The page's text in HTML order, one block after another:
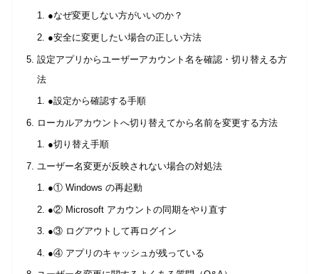
●なぜ変更しない方がいいのか？
●安全に変更したい場合の正しい方法
設定アプリからユーザーアカウント名を確認・切り替える方
法
●設定から確認する手順
ローカルアカウントへ切り替えてから名前を変更する方法
●切り替え手順
ユーザー名変更が反映されない場合の対処法
●① Windows の再起動
●② Microsoft アカウントの同期をやり直す
●③ ログアウトして再ログイン
●④ アプリのキャッシュが残っている